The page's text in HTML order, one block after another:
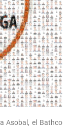
Asobal, el Bathco